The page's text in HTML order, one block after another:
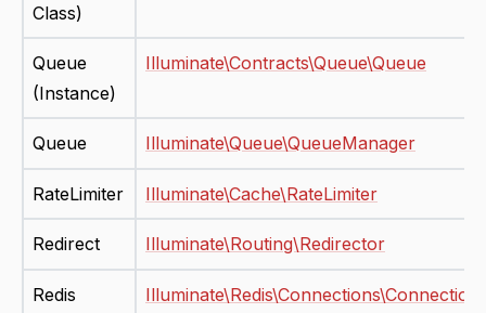
Class)
Queue
(Instance)
Illuminate\Contracts\Queue\Queue
Queue Illuminate\Queue\QueueManager
RateLimiter Illuminate\Cache\RateLimiter
Redirect Illuminate\Routing\Redirector
Redis
Illuminate\Redis\Connections\Connection